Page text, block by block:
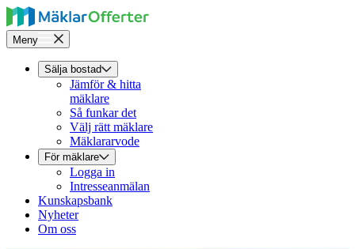
Meny
Sälja bostad
Jämför & hitta
mäklare
Så funkar det
Välj rätt mäklare
Mäklararvode
För mäklare
Logga in
Intresseanmälan
Kunskapsbank
Nyheter
Om oss